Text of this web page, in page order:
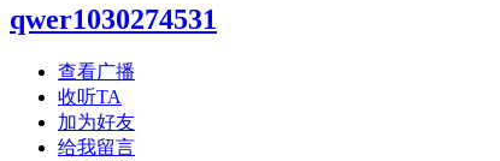
qwer1030274531
查看广播
收听TA
加为好友
给我留言